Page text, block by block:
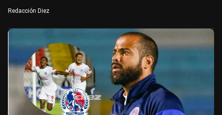
Redacción Diez